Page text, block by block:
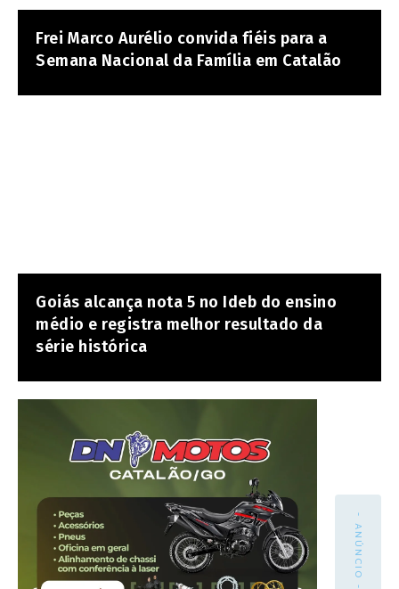
Frei Marco Aurélio convida fiéis para a
Semana Nacional da Família em Catalão
Goiás alcança nota 5 no Ideb do ensino
médio e registra melhor resultado da
série histórica
- ANÚNCIO -